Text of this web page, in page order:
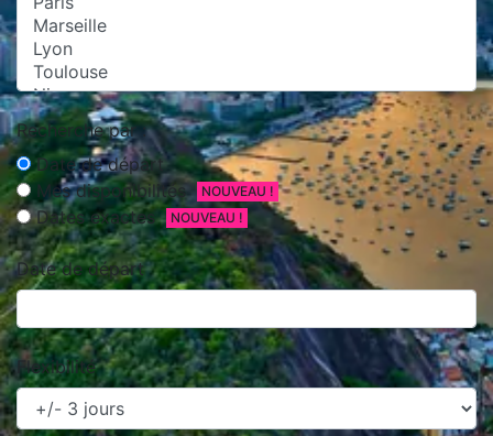
Recherche par :
Date de départ
Mes disponibilités
NOUVEAU !
Dates exactes NOUVEAU !
Date de départ
Flexibilité